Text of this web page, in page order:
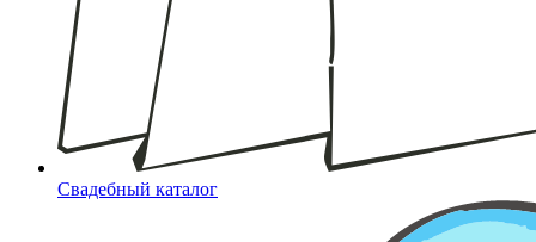
Свадебный каталог